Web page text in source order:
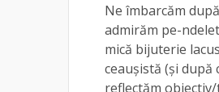
Ne îmbarcăm
admirăm pe-
mică bijuterie
ceaușistă (și după
reflectăm